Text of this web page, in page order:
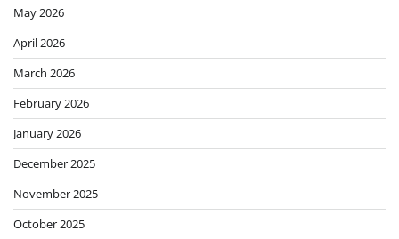
May 2026
April 2026
March 2026
February 2026
January 2026
December 2025
November 2025
October 2025